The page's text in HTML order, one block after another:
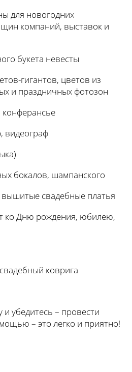
для новогодних
компаний, выставок и
букета невесты
гигантов, цветов из
и праздничных фотозон
видеограф
бокалов, шампанского
свадебные платья
ко Дню рождения, юбилею,
коврига
и убедитесь – провести
– это легко и приятно!